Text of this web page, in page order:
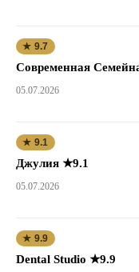
★ 9.7
Современная
05.07.2026
★ 9.1
Джулия ★9.1
05.07.2026
★ 9.9
Dental Studio ★9.9